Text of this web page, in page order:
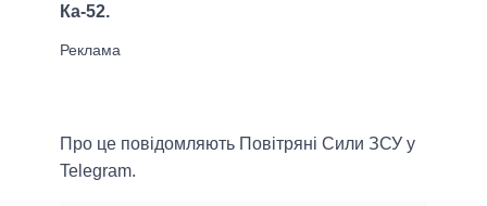
Ка-52.
Про це повідомляють Повітряні Сили ЗСУ у
Telegram.